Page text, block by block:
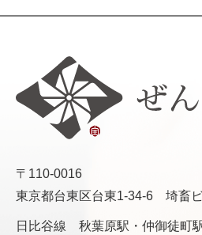
〒110-0016
東京都台東区台東1-34-6 埼畜
日比谷線 秋葉原駅・仲御徒町